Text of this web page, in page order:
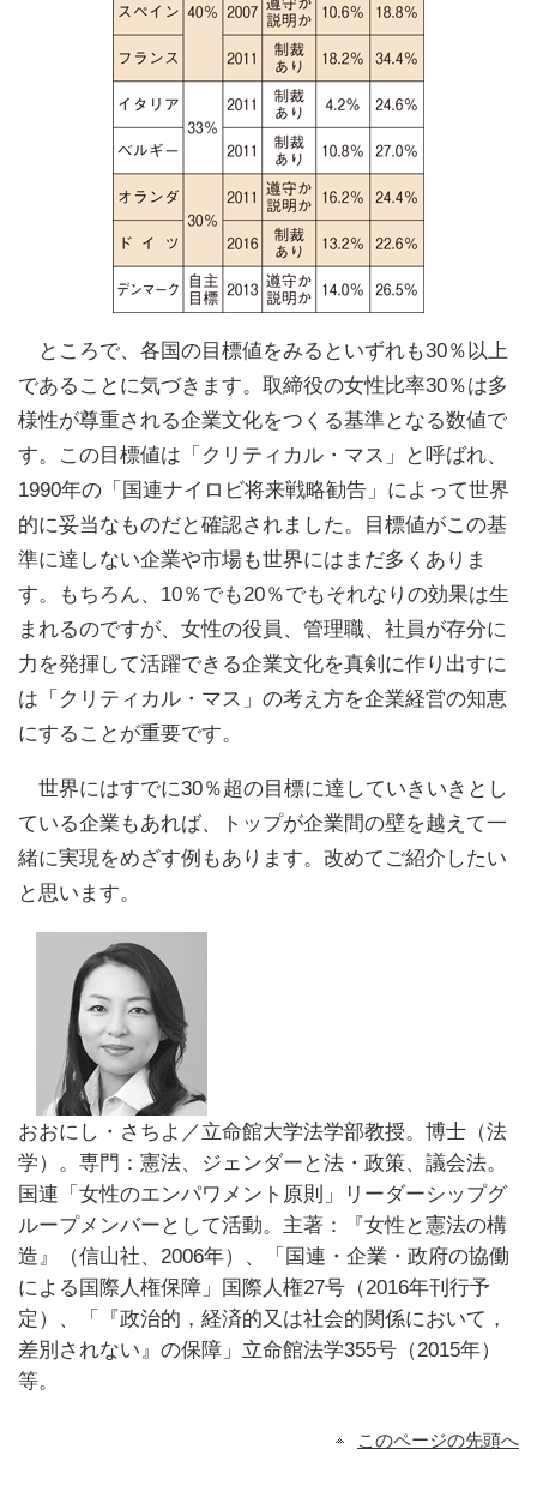
ところで、各国の目標値をみるといずれも30％以上
であることに気づきます。取締役の女性比率30％は多
様性が尊重される企業文化をつくる基準となる数値で
す。この目標値は「クリティカル・マス」と呼ばれ、
1990年の「国連ナイロビ将来戦略勧告」によって世界
的に妥当なものだと確認されました。目標値がこの基
準に達しない企業や市場も世界にはまだ多くありま
す。もちろん、10％でも20％でもそれなりの効果は生
まれるのですが、女性の役員、管理職、社員が存分に
力を発揮して活躍できる企業文化を真剣に作り出すに
は「クリティカル・マス」の考え方を企業経営の知恵
にすることが重要です。
世界にはすでに30％超の目標に達していきいきとし
ている企業もあれば、トップが企業間の壁を越えて一
緒に実現をめざす例もあります。改めてご紹介したい
と思います。
おおにし・さちよ／立命館大学法学部教授。博士（法
学）。専門：憲法、ジェンダーと法・政策、議会法。
国連「女性のエンパワメント原則」リーダーシップグ
ループメンバーとして活動。主著：『女性と憲法の構
造』（信山社、2006年）、「国連・企業・政府の協働
による国際人権保障」国際人権27号（2016年刊行予
定）、「『政治的，経済的又は社会的関係において，
差別されない』の保障」立命館法学355号（2015年）
等。
このページの先頭へ